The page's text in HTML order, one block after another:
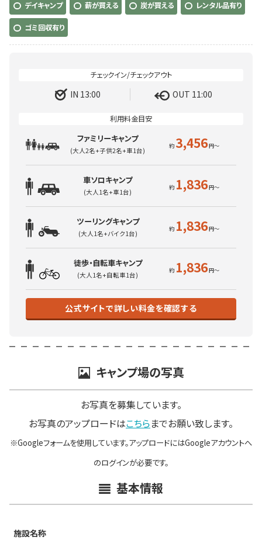
デイキャンプ 薪が買える 炭が買える レンタル品有り
ゴミ回収有り
IN 13:00 OUT 11:00
ファミリーキャンプ
(大人2名+子供2名+車1台) 3,456
車ソロキャンプ
(大人1名+車1台) 1,836
ツーリングキャンプ
(大人1名+バイク1台) 1,836
徒歩・自転車キャンプ
(大人1名+自転車1台) 1,836
公式サイトで詳しい料金を確認する
キャンプ場の写真
お写真を募集しています。
お写真のアップロードはこちらまでお願い致します。
※Googleフォームを使用しています。アップロードにはGoogleアカウントへ
のログインが必要です。
基本情報
施設名称